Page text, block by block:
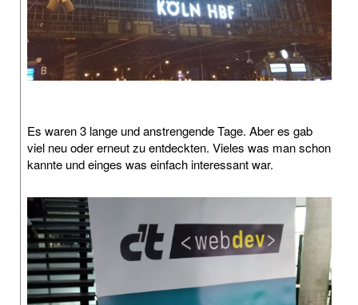
Es waren 3 lange und anstrengende Tage. Aber es gab
viel neu oder erneut zu entdeckten. Vieles was man schon
kannte und einges was einfach interessant war.